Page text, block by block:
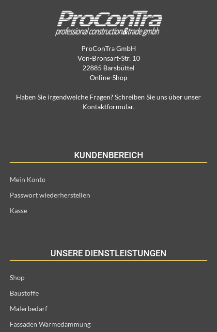
ProConTra GmbH
Von-Bronsart-Str. 10
22885 Barsbüttel
Online-Shop
Haben Sie irgendwelche Fragen? Schreiben Sie uns über unser
Kontaktformular.
KUNDENBEREICH
Mein Konto
Passwort wiederherstellen
Kasse
UNSERE DIENSTLEISTUNGEN
Shop
Baustoffe
Malerbedarf
Fassaden Wärmedämmung